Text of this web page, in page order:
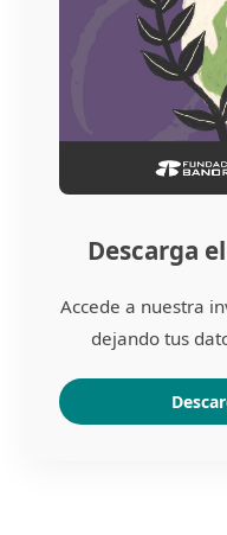
Descarga
Accede a nuestra
dejando tus